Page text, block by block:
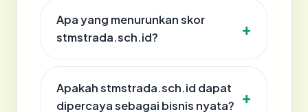
Apa yang menurunkan skor
stmstrada.sch.id?
Apakah stmstrada.sch.id dapat
dipercaya sebagai bisnis nyata?